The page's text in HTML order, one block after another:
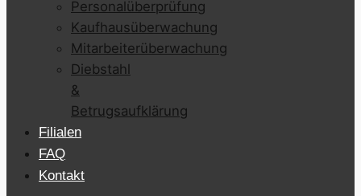
Personalüberprüfung
Kaufhausüberwachung
Mitarbeiterüberwachung
Diebstahl
&
Betrugsaufklärung
Filialen
FAQ
Kontakt